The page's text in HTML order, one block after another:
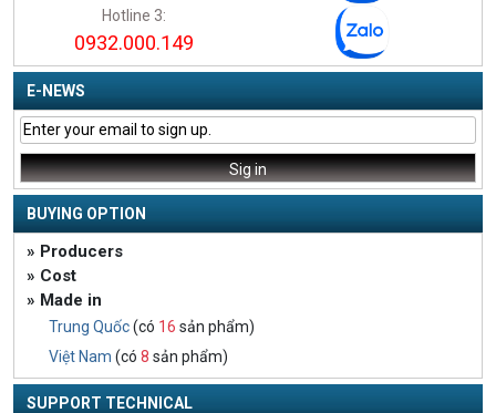
Hotline 3:
0932.000.149
E-NEWS
BUYING OPTION
» Producers
» Cost
» Made in
Trung Quốc(có 16 sản phẩm)
Việt Nam (có 8 sản phẩm)
SUPPORT TECHNICAL